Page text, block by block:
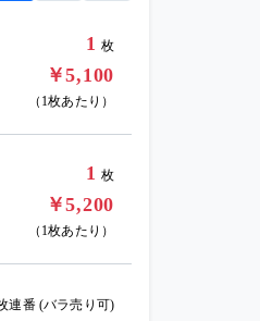
1 枚
￥5,100
（1枚あたり）
1 枚
￥5,200
（1枚あたり）
連番 (バラ売り可)